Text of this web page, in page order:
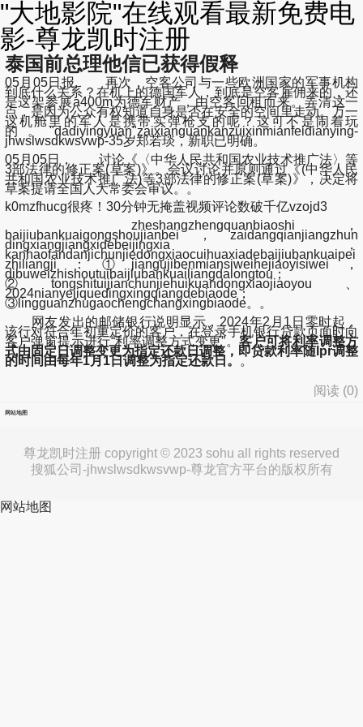
"大地影院"在线观看最新免费电
影-尊龙凯时注册
泰国前总理他信已获得假释
05月05日报, 再次，空客公司与一些欧洲国家的军事机构
到底什么关系？在机上的德国军人，到底是空客雇佣来的，还
是这架参展a400m为德军财产，由空客回租而来。弄清这一
点，是因为公众有权知道自身是否在安全的空间里走动。万一
这机舱里的军人是携带实弹枪支的呢？这可不是闹着玩
的。"dadiyingyuan"zaixianguankanzuixinmianfeidianying-
jhwslwsdkwsvwp-35岁郑若琰，新职已明确。
05月05日， 讨论《〈中华人民共和国农业技术推广法〉等
3部法律的修正案(草案)》。会议讨论并原则通过《(中华人民
共和国农业技术推广法)等3部法律的修正案(草案)》，决定将
草案提请全国人大常委会审议。。
k0mzfhucg很疼！30分钟无掩盖视频评论数破千亿vzojd3
zheshangzhengquanbiaoshi，
baijiubankuaigongshoujianbei，zaidangqianjiangzhun
dingxiangjiangxidebeijingxia，
kanhaofandanjichunjiedongxiaocuihuaxiadebaijiubankuaipei
zhiliangji：①jiangujibenmiansiweihejiaoyisiwei，
dibuweizhishoutuibaijiubankuailiangdalongtou；
②tongshituijianchunjiehuikuandongxiaojiaoyou、
2024nianyejiquedingxingqiangdebiaode；
③lingguanzhugaochengchangxingbiaode。。
网友发出的邮储银行说明显示，2024年2月1日零时起，
该行对符合年初重定价的客户，在登录手机银行贷款页面时向
客户弹窗提示进行“利率调整方式变更”。客户可将利率调整方
式由固定日调整变更为指定还款日调整，即贷款利率随lpr调整
的时间由每年1月1日调整为指定还款日。 。
阅读 (0)
网站地图
尊龙凯时注册 copyright © 2023 sohu all rights reserved
搜狐公司-jhwslwsdkwsvwp-尊龙官方平台的版权所有
网站地图